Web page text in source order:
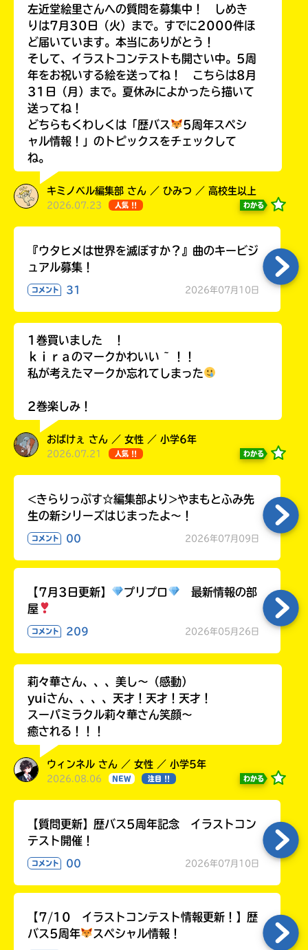
Loading ..
左近堂絵里さんへの質問を募集中！ しめき
りは7月30日（火）まで。すでに2000件ほ
ど届いています。本当にありがとう！
そして、イラストコンテストも開さい中。5周
年をお祝いする絵を送ってね！ こちらは8月
31日（月）まで。夏休みによかったら描いて
送ってね！
どちらもくわしくは「歴バス
5周年スペシ
ャル情報！」のトピックスをチェックして
ね。
キミノベル編集部 さん ／ ひみつ ／ 高校生以上
2026.07.23 人気 !! わかる
『ウタヒメは世界を滅ぼすか？』曲のキービジ
ュアル募集！
コメント 31 2026年07月10日
1巻買いました ！
ｋｉｒａのマークかわいい ~ ！！
私が考えたマークか忘れてしまった
2巻楽しみ！
おばけぇ さん ／ 女性 ／ 小学6年
2026.07.21 人気 !! わかる
<きらりっぷす☆編集部より>やまもとふみ先
生の新シリーズはじまったよ～！
コメント 00 2026年07月09日
【7月3日更新】 プリプロ
最新情報の部
屋
コメント 209 2026年05月26日
莉々華さん、、、美し〜（感動）
yuiさん、、、、天才！天才！天才！
スーパミラクル莉々華さん笑顔〜
癒される！！！
ウィンネル さん ／ 女性 ／ 小学5年
2026.08.06 NEW 注目 !! わかる
【質問更新】歴バス5周年記念 イラストコン
テスト開催！
コメント 00 2026年07月10日
【7/10 イラストコンテスト情報更新！】歴
バス5周年
スペシャル情報！
え
入
内
あ
る
う
認
し